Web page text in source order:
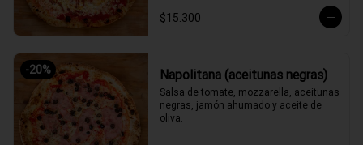
$15.300
-20% Napolitana (aceitunas negras)
Salsa de tomate, mozzarella, aceitunas
negras, jamón ahumado y aceite de
oliva.